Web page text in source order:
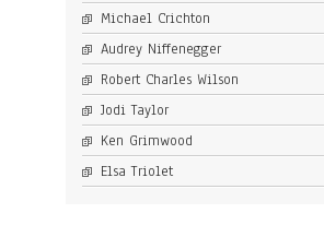
Michael Crichton
Audrey Niffenegger
Robert Charles Wilson
Jodi Taylor
Ken Grimwood
Elsa Triolet